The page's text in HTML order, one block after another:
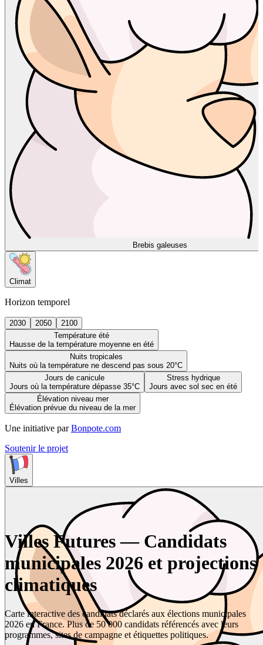
Brebis galeuses
Climat
Horizon temporel
2030 2050
2100
Température été
Hausse de la température moyenne en été
Nuits tropicales
Nuits où la température ne descend pas sous 20°C
Jours de canicule
Jours où la température dépasse 35°C
Stress hydrique
Jours avec sol sec en été
Élévation niveau mer
Élévation prévue du niveau de la mer
Une initiative par Bonpote.com
Soutenir le projet
Villes
Villes Futures — Candidats
municipales 2026 et projections
climatiques
Carte interactive des candidats déclarés aux élections municipales
2026 en France. Plus de 50 000 candidats référencés avec leurs
programmes, sites de campagne et étiquettes politiques.